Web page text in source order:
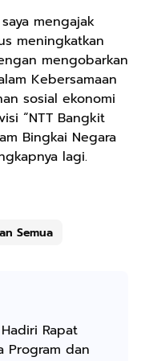
mengajak
meningkatkan
mengobarkan
Kebersamaan
sosial ekonomi
“NTT Bangkit
Bingkai Negara
lagi.
Semua
Rapat
Program dan